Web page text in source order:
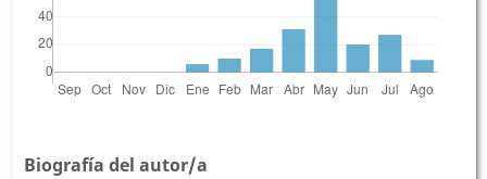
Biografía del autor/a